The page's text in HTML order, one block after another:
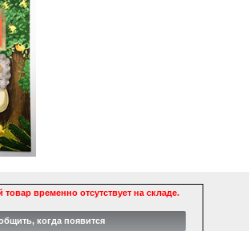
временно отсутствует на складе.